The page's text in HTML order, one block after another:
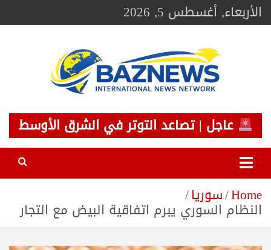
Skip
toالأربعاء, أغسطس 5, 2026
BAZNEWS
شبكة باز الإخبارية
عاجل | تصاعد التوتر في الشرق الأوسط
Home سوريا
النظام السوري يبرم اتفاقية البيض مع التجار